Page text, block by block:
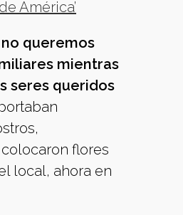
América’
queremos
mientras
seres queridos
flores
local, ahora en